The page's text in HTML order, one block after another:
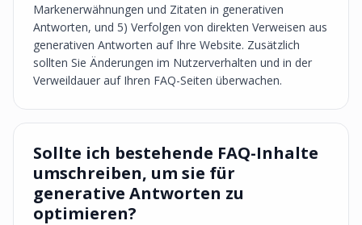
Markenerwähnungen und Zitaten in generativen
Antworten, und 5) Verfolgen von direkten Verweisen aus
generativen Antworten auf Ihre Website. Zusätzlich
sollten Sie Änderungen im Nutzerverhalten und in der
Verweildauer auf Ihren FAQ-Seiten überwachen.
Sollte ich bestehende FAQ-Inhalte
umschreiben, um sie für
generative Antworten zu
optimieren?